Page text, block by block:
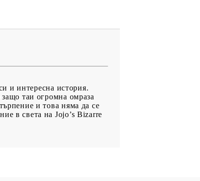
и интересна история.
таи огромна омраза
и това няма да се
в света на Jojo’s Bizarre